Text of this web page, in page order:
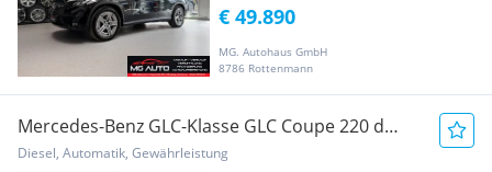
MG. Autohaus GmbH
8786 Rottenmann
€ 49.890
Mercedes-Benz GLC-Klasse GLC Coupe 220 d
4Matic AMG line/Panorama
Diesel, Automatik, Gewährleistung